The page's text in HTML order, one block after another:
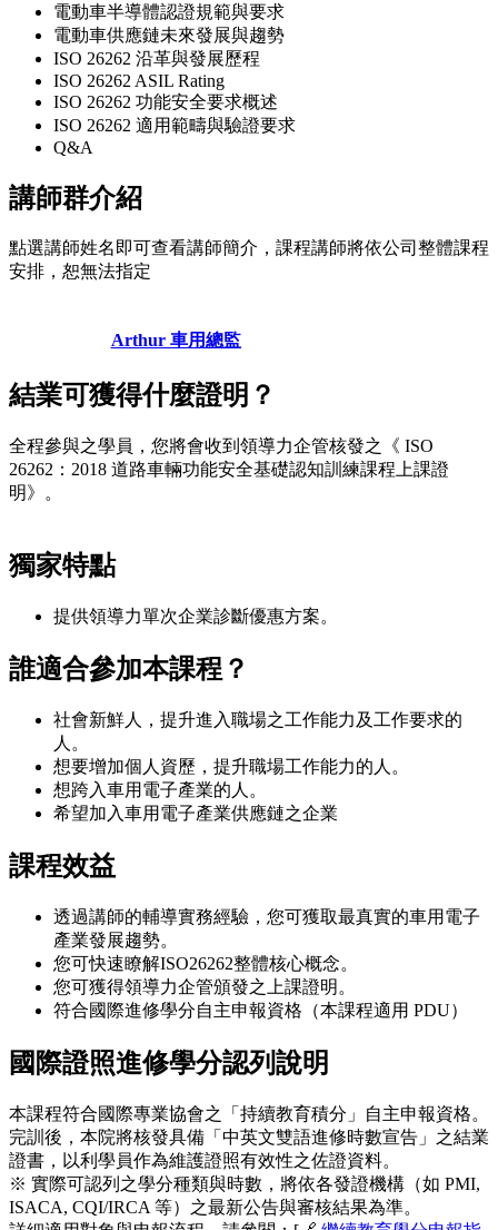
電動車半導體認證規範與要求
電動車供應鏈未來發展與趨勢
ISO 26262 沿革與發展歷程
ISO 26262 ASIL Rating
ISO 26262 功能安全要求概述
ISO 26262 適用範疇與驗證要求
Q&A
講師群介紹
點選講師姓名即可查看講師簡介，課程講師將依公司整體課程
安排，恕無法指定
Arthur 車用總監
結業可獲得什麼證明？
全程參與之學員，您將會收到領導力企管核發之《 ISO
26262：2018 道路車輛功能安全基礎認知訓練課程上課證
明》。
獨家特點
提供領導力單次企業診斷優惠方案。
誰適合參加本課程？
社會新鮮人，提升進入職場之工作能力及工作要求的
人。
想要增加個人資歷，提升職場工作能力的人。
想跨入車用電子產業的人。
希望加入車用電子產業供應鏈之企業
課程效益
透過講師的輔導實務經驗，您可獲取最真實的車用電子
產業發展趨勢。
您可快速瞭解ISO26262整體核心概念。
您可獲得領導力企管頒發之上課證明。
符合國際進修學分自主申報資格（本課程適用 PDU）
國際證照進修學分認列說明
本課程符合國際專業協會之「持續教育積分」自主申報資格。
完訓後，本院將核發具備「中英文雙語進修時數宣告」之結業
證書，以利學員作為維護證照有效性之佐證資料。
※ 實際可認列之學分種類與時數，將依各發證機構（如 PMI,
ISACA, CQI/IRCA 等）之最新公告與審核結果為準。